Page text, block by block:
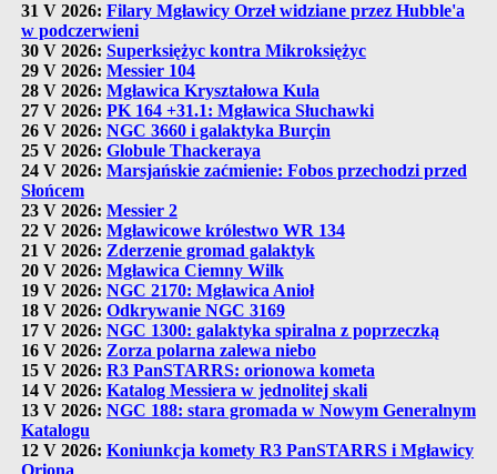
31 V 2026: Filary Mgławicy Orzeł widziane przez Hubble'a
w podczerwieni
30 V 2026: Superksiężyc kontra Mikroksiężyc
29 V 2026: Messier 104
28 V 2026: Mgławica Kryształowa Kula
27 V 2026: PK 164 +31.1: Mgławica Słuchawki
26 V 2026: NGC 3660 i galaktyka Burçin
25 V 2026: Globule Thackeraya
24 V 2026: Marsjańskie zaćmienie: Fobos przechodzi przed
Słońcem
23 V 2026: Messier 2
22 V 2026: Mgławicowe królestwo WR 134
21 V 2026: Zderzenie gromad galaktyk
20 V 2026: Mgławica Ciemny Wilk
19 V 2026: NGC 2170: Mgławica Anioł
18 V 2026: Odkrywanie NGC 3169
17 V 2026: NGC 1300: galaktyka spiralna z poprzeczką
16 V 2026: Zorza polarna zalewa niebo
15 V 2026: R3 PanSTARRS: orionowa kometa
14 V 2026: Katalog Messiera w jednolitej skali
13 V 2026: NGC 188: stara gromada w Nowym Generalnym
Katalogu
12 V 2026: Koniunkcja komety R3 PanSTARRS i Mgławicy